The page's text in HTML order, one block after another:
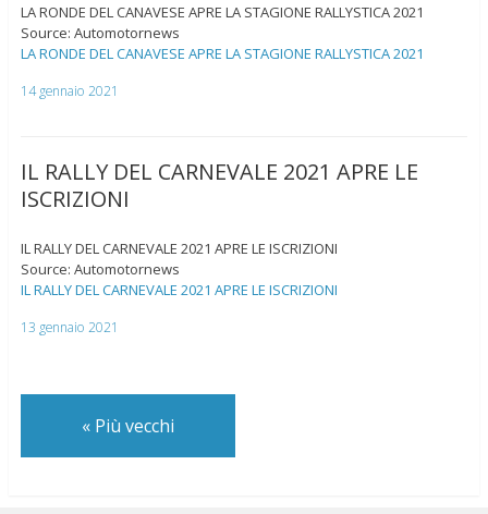
LA RONDE DEL CANAVESE APRE LA STAGIONE RALLYSTICA 2021
Source: Automotornews
LA RONDE DEL CANAVESE APRE LA STAGIONE RALLYSTICA 2021
14 gennaio 2021
IL RALLY DEL CARNEVALE 2021 APRE LE
ISCRIZIONI
IL RALLY DEL CARNEVALE 2021 APRE LE ISCRIZIONI
Source: Automotornews
IL RALLY DEL CARNEVALE 2021 APRE LE ISCRIZIONI
13 gennaio 2021
«Più vecchi